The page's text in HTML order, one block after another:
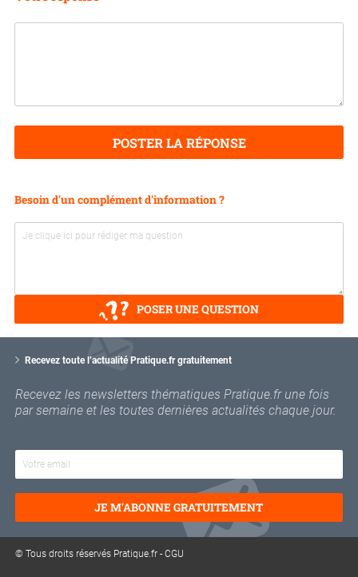
POSTER LA RÉPONSE
Besoin d'un complément d'information ?
POSER UNE QUESTION
Recevez toute l’actualité Pratique.fr gratuitement
Recevez les newsletters thématiques Pratique.fr une fois
par semaine et les toutes dernières actualités chaque jour.
o
r
e
e
JE M'ABONNE GRATUITEMENT
© Tous droits réservés Pratique.fr -CGU